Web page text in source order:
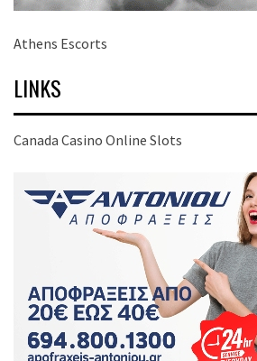
Athens Escorts
LINKS
Canada Casino Online Slots